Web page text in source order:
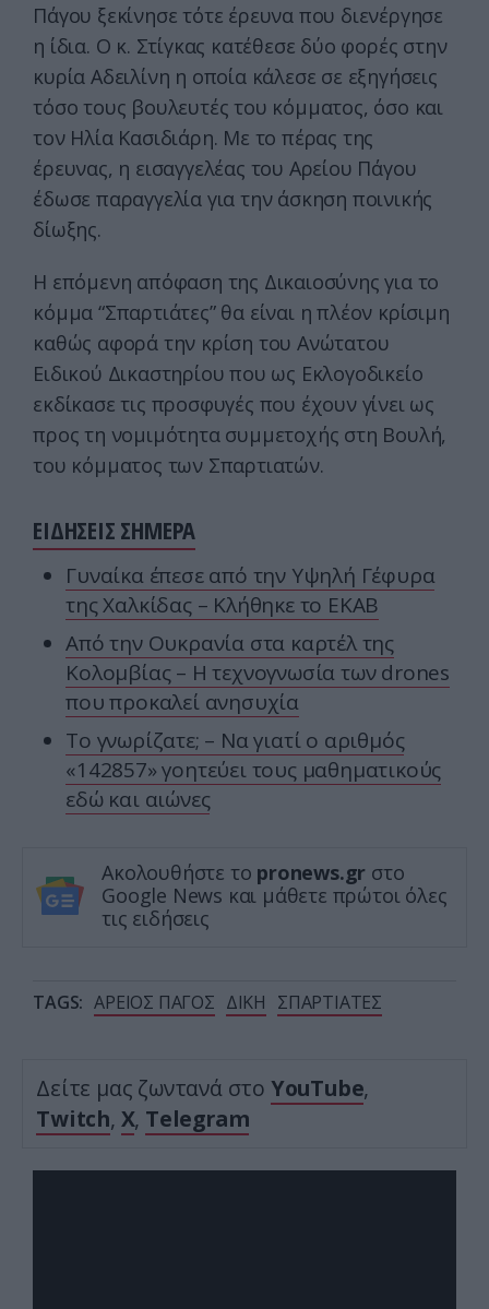
Πάγου ξεκίνησε τότε έρευνα που διενέργησε
η ίδια. Ο κ. Στίγκας κατέθεσε δύο φορές στην
κυρία Αδειλίνη η οποία κάλεσε σε εξηγήσεις
τόσο τους βουλευτές του κόμματος, όσο και
τον Ηλία Κασιδιάρη. Με το πέρας της
έρευνας, η εισαγγελέας του Αρείου Πάγου
έδωσε παραγγελία για την άσκηση ποινικής
δίωξης.
Η επόμενη απόφαση της Δικαιοσύνης για το
κόμμα “Σπαρτιάτες” θα είναι η πλέον κρίσιμη
καθώς αφορά την κρίση του Ανώτατου
Ειδικού Δικαστηρίου που ως Εκλογοδικείο
εκδίκασε τις προσφυγές που έχουν γίνει ως
προς τη νομιμότητα συμμετοχής στη Βουλή,
του κόμματος των Σπαρτιατών.
ΕΙΔΗΣΕΙΣ ΣΗΜΕΡΑ
Γυναίκα έπεσε από την Υψηλή Γέφυρα
της Χαλκίδας – Κλήθηκε το ΕΚΑΒ
Από την Ουκρανία στα καρτέλ της
Κολομβίας – Η τεχνογνωσία των drones
που προκαλεί ανησυχία
Το γνωρίζατε; – Να γιατί ο αριθμός
«142857» γοητεύει τους μαθηματικούς
εδώ και αιώνες
Ακολουθήστε το pronews.gr στο
Google News και μάθετε πρώτοι όλες
τις ειδήσεις
TAGS: ΑΡΕΙΟΣ ΠΑΓΟΣ ΔΙΚΗ ΣΠΑΡΤΙΑΤΕΣ
Δείτε μας ζωντανά στο YouTube,
Twitch, X, Telegram